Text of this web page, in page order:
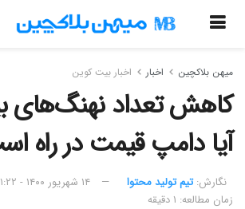
میهن بلاکچین اخبار اخبار بیت کوین
کاهش تعداد نهنگ‌های
آیا دامپ قیمت در راه
نگارش:‌ تیم تولید محتوا
۱۴ شهریور ۱۴۰۰ - ۱۱:۲۲
زمان مطالعه: ۱ دقیقه